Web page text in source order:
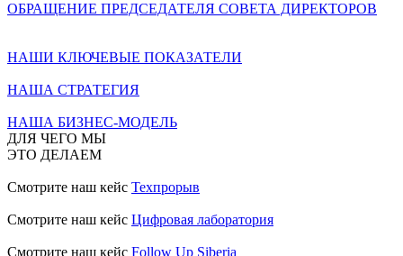
ОБРАЩЕНИЕ ПРЕДСЕДАТЕЛЯ СОВЕТА ДИРЕКТОРОВ
НАШИ КЛЮЧЕВЫЕ ПОКАЗАТЕЛИ
НАША СТРАТЕГИЯ
НАША БИЗНЕС-МОДЕЛЬ
ДЛЯ ЧЕГО МЫ
ЭТО ДЕЛАЕМ
Смотрите наш кейс Техпрорыв
Смотрите наш кейс Цифровая лаборатория
Смотрите наш кейс Follow Up Siberia